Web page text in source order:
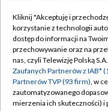
Abonament TVP
Emisja w TVP
Centrum informacji
Naziemna Telewizja
Kliknij "Akceptuję i
korzystanie z technologii
dostęp do informacji na
przechowywanie oraz na
nas, czyli Telewizję Polską
Zaufanych Partnerów z IAB*
Partnerów TVP (93 firm), w
zautomatyzowanego
mierzenia ich skuteczności) i